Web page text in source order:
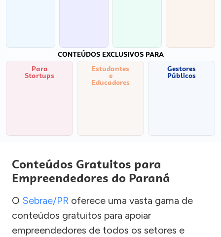
CONTEÚDOS EXCLUSIVOS PARA
Para
Startups
Estudantes
e
Educadores
Gestores
Públicos
Conteúdos Gratuitos para
Empreendedores do Paraná
O Sebrae/PR oferece uma vasta gama de
conteúdos gratuitos para apoiar
empreendedores de todos os setores e